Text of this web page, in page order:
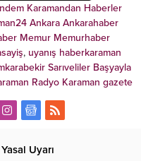
Karamandan Haberler
Ankara Ankarahaber
Memur Memurhaber
, uyanış haberkaraman
Sarıveliler Başyayla
Radyo Karaman gazete
Yasal Uyarı